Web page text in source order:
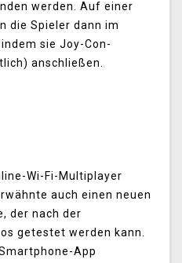
werden. Auf einer
die Spieler dann im
sie Joy-Con-
anschließen.
Wi-Fi-Multiplayer
auch einen neuen
der nach der
getestet werden kann.
App